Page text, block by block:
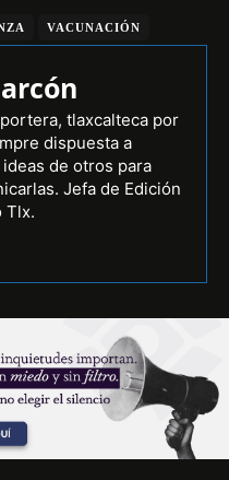
VACUNACIÓN
tlaxcalteca por
dispuesta a
de otros para
Jefa de Edición
Tlx.